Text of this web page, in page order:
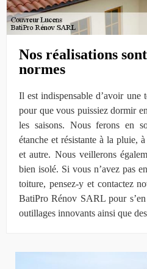
Nos réalisations
normes
Il est indispensable d’avoir une
pour que vous puissiez dormir
les saisons. Nous ferons en
étanche et résistante à la pluie,
et autre. Nous veillerons
bien isolé. Si vous n’avez pas
toiture, pensez-y et contactez
BatiPro Rénov SARL pour
outillages innovants ainsi que